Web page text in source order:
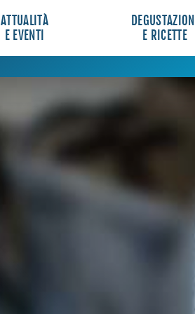
ATTUALITÀ
E EVENTI
DEGUSTAZIONI
E RICETTE